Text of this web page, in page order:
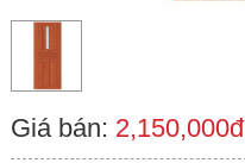
Giá bán: 2,150,000đ